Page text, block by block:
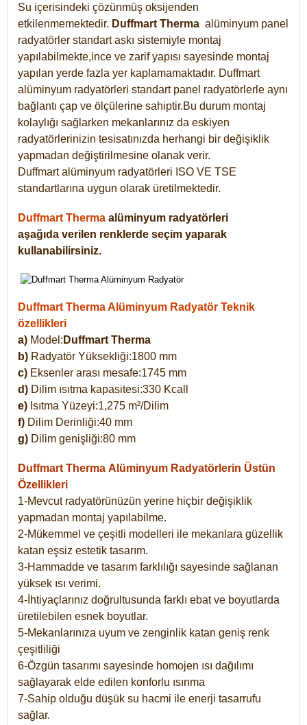
Su içerisindeki çözünmüş oksijenden
etkilenmemektedir. Duffmart Therma alüminyum panel
radyatörler standart askı sistemiyle montaj
yapılabilmekte,ince ve zarif yapısı sayesinde montaj
yapılan yerde fazla yer kaplamamaktadır. Duffmart
alüminyum radyatörleri standart panel radyatörlerle aynı
bağlantı çap ve ölçülerine sahiptir.Bu durum montaj
kolaylığı sağlarken mekanlarınız da eskiyen
radyatörlerinizin tesisatınızda herhangi bir değişiklik
yapmadan değiştirilmesine olanak verir.
Duffmart alüminyum radyatörleri ISO VE TSE
standartlarına uygun olarak üretilmektedir.
Duffmart Therma alüminyum radyatörleri
aşağıda verilen renklerde seçim yaparak
kullanabilirsiniz.
Duffmart Therma Alüminyum Radyatör Teknik
özellikleri
a) Model: Duffmart Therma
b) Radyatör Yüksekliği:1800 mm
c) Eksenler arası mesafe:1745 mm
d) Dilim ısıtma kapasitesi:330 Kcall
e) Isıtma Yüzeyi:1,275 m²/Dilim
f) Dilim Derinliği:40 mm
g) Dilim genişliği:80 mm
Duffmart Therma Alüminyum Radyatörlerin Üstün
Özellikleri
1-Mevcut radyatörünüzün yerine hiçbir değişiklik
yapmadan montaj yapılabilme.
2-Mükemmel ve çeşitli modelleri ile mekanlara güzellik
katan eşsiz estetik tasarım.
3-Hammadde ve tasarım farklılığı sayesinde sağlanan
yüksek ısı verimi.
4-İhtiyaçlarınız doğrultusunda farklı ebat ve boyutlarda
üretilebilen esnek boyutlar.
5-Mekanlarınıza uyum ve zenginlik katan geniş renk
çeşitliliği
6-Özgün tasarımı sayesinde homojen ısı dağılımı
sağlayarak elde edilen konforlu ısınma
7-Sahip olduğu düşük su hacmi ile enerji tasarrufu
sağlar.